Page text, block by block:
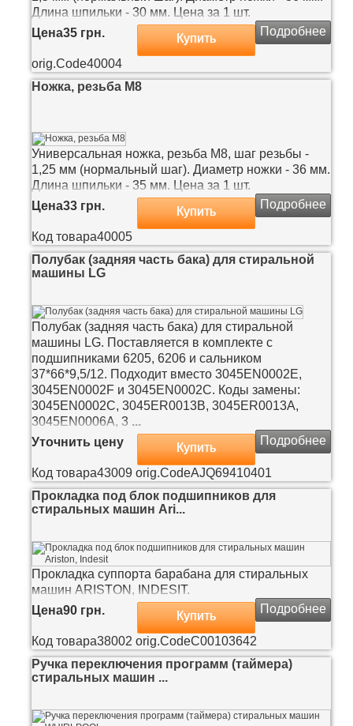
Длина шпильки - 30 мм. Цена за 1 шт.
Цена35 грн. Подробнее
Купить
orig.Code40004
Ножка, резьба М8
Универсальная ножка, резьба М8, шаг резьбы -
1,25 мм (нормальный шаг). Диаметр ножки - 36 мм.
Длина шпильки - 35 мм. Цена за 1 шт.
Цена33 грн. Подробнее
Купить
Код товара40005
Полубак (задняя часть бака) для стиральной
машины LG
Полубак (задняя часть бака) для стиральной
машины LG. Поставляется в комплекте с
подшипниками 6205, 6206 и сальником
37*66*9,5/12. Подходит вместо 3045EN0002E,
3045EN0002F и 3045EN0002C. Коды замены:
3045EN0002C, 3045ER0013B, 3045ER0013A,
3045EN0006A, 3 ...
Уточнить цену
Подробнее
Купить
Код товара43009 orig.CodeAJQ69410401
Прокладка под блок подшипников для
стиральных машин Ari...
Прокладка суппорта барабана для стиральных
машин ARISTON, INDESIT.
Цена90 грн. Подробнее
Купить
Код товара38002 orig.CodeC00103642
Ручка переключения программ (таймера)
стиральных машин ...